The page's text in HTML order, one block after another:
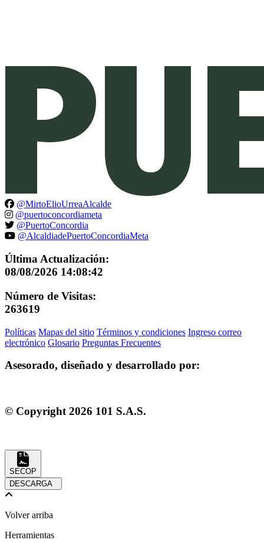
@MirtoElioUrreaAlcalde
@puertoconcordiameta
@PuertoConcordia
@AlcaldiadePuertoConcordiaMeta
Última Actualización:
08/08/2026 14:08:42
Número de Visitas:
263619
Políticas Mapas del sitio Términos y condiciones Ingreso correo
electrónico Glosario Preguntas Frecuentes
Asesorado, diseñado y desarrollado por:
© Copyright 2026 101 S.A.S.
SECOP
DESCARGA
Volver arriba
Herramientas